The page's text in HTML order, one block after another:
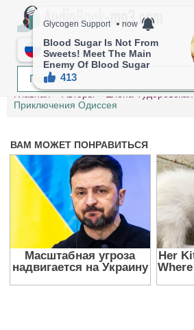
RU
Главная Авторы
Елена Тудоровская
Приключения Одиссея